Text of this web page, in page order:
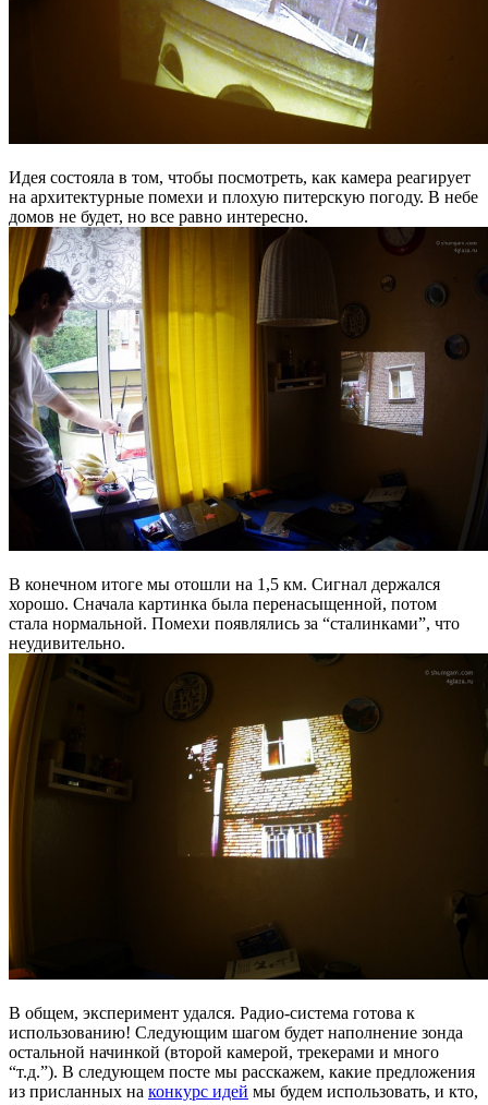
Идея состояла в том, чтобы посмотреть, как камера реагирует
на архитектурные помехи и плохую питерскую погоду. В небе
домов не будет, но все равно интересно.
В конечном итоге мы отошли на 1,5 км. Сигнал держался
хорошо. Сначала картинка была перенасыщенной, потом
стала нормальной. Помехи появлялись за “сталинками”, что
неудивительно.
В общем, эксперимент удался. Радио-система готова к
использованию! Следующим шагом будет наполнение зонда
остальной начинкой (второй камерой, трекерами и много
“т.д.”). В следующем посте мы расскажем, какие предложения
из присланных на конкурс идей мы будем использовать, и кто,